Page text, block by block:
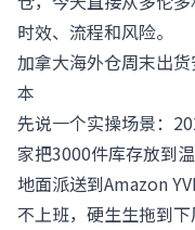
时效、流程和风险。
加拿大海外仓周末出
本
先说一个实操场景：
家把3000件库存放到
地面派送到Amazon
不上班，硬生生拖到